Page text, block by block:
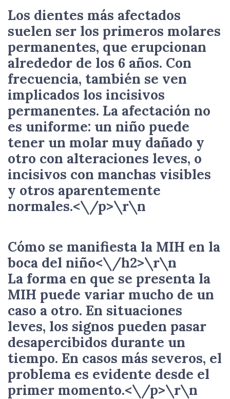
Los dientes más afectados
suelen ser los primeros molares
permanentes, que erupcionan
alrededor de los 6 años. Con
frecuencia, también se ven
implicados los incisivos
permanentes. La afectación no
es uniforme: un niño puede
tener un molar muy dañado y
otro con alteraciones leves, o
incisivos con manchas visibles
y otros aparentemente
normales.<\/p>\r\n
Cómo se manifiesta la MIH en la
boca del niño<\/h2>\r\n
La forma en que se presenta la
MIH puede variar mucho de un
caso a otro. En situaciones
leves, los signos pueden pasar
desapercibidos durante un
tiempo. En casos más severos, el
problema es evidente desde el
primer momento.<\/p>\r\n